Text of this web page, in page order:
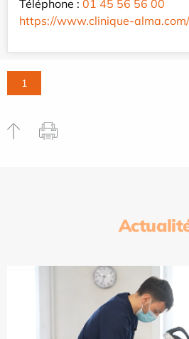
Téléphone : 01 45 56 56 00
https://www.clinique-
1